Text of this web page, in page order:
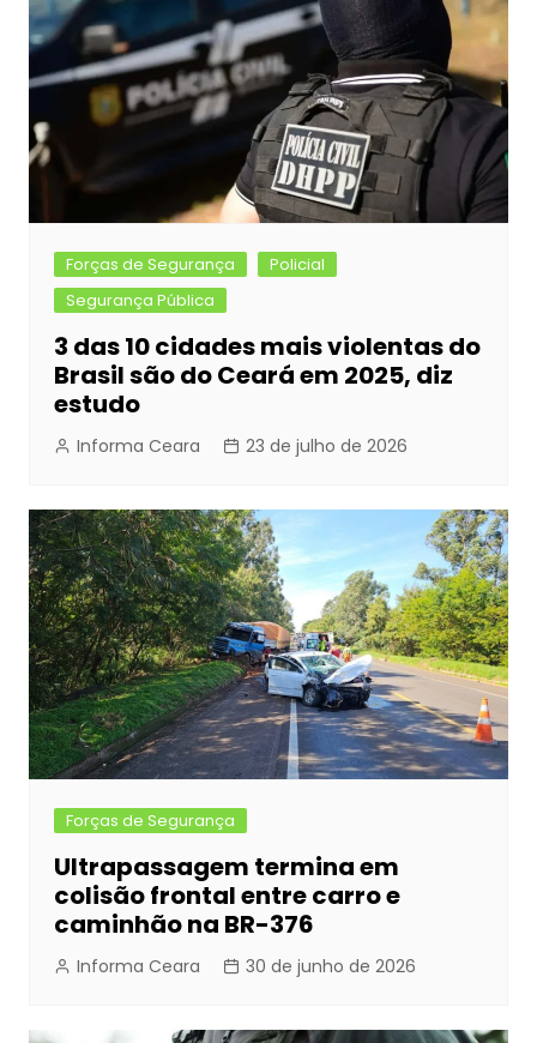
o
k
g
er
p
Forças de Segurança
Policial
Segurança Pública
3 das 10 cidades mais violentas do
Brasil são do Ceará em 2025, diz
estudo
Informa Ceara 23 de julho de 2026
Forças de Segurança
Ultrapassagem termina em
colisão frontal entre carro e
caminhão na BR-376
Informa Ceara 30 de junho de 2026